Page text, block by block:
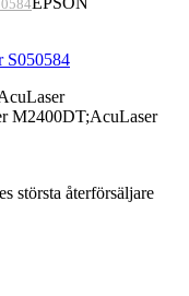
M2400DT;AcuLaser
största återförsäljare